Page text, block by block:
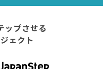
ップさせる
ェクト